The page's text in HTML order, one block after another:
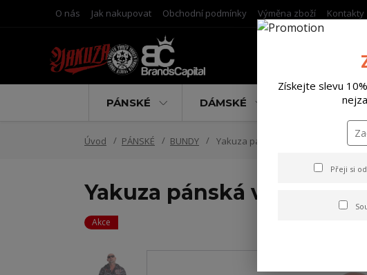
O nás Jak nakupovat Obchodní podmínky Výměna zboží Kontakty
PÁNSKÉ DÁMSKÉ
Úvod PÁNSKÉ BUNDY Yakuza pánská větrovka Sword
Yakuza pánská větrovka
Akce
Získejte slevu
Přeji si